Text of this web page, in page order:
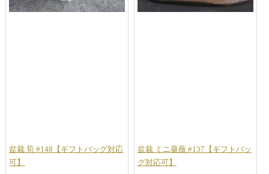
盆栽 筍 #148【ギフトバッグ対応
可】
盆栽 ミニ薔薇 #137【ギフトバッ
グ対応可】